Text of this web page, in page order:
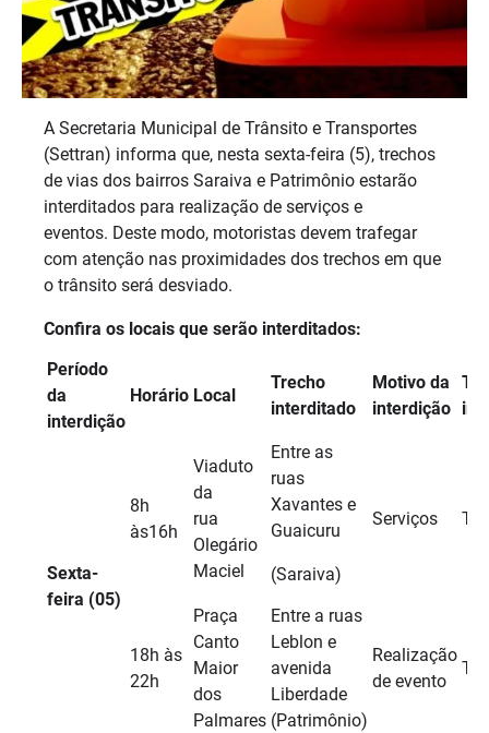
A Secretaria Municipal de Trânsito e Transportes
(Settran) informa que, nesta sexta-feira (5), trechos
de vias dos bairros Saraiva e Patrimônio estarão
interditados para realização de serviços e
eventos. Deste modo, motoristas devem trafegar
com atenção nas proximidades dos trechos em que
o trânsito será desviado.
Confira os locais que serão interditados:
Período
da
interdição
Horário Local
Trecho
interditado
Motivo da
interdição
Sexta-
feira (05)
8h
às16h
Viaduto
da
rua
Olegário
Maciel
Entre as
ruas
Xavantes e
Guaicuru
(Saraiva)
Serviços
18h às
22h
Praça
Canto
Maior
dos
Palmares
Entre a ruas
Leblon e
avenida
Liberdade
(Patrimônio)
Realização
de evento